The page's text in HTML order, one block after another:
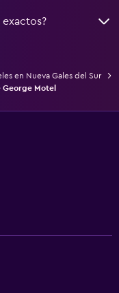
exactos?
en Nueva Gales del Sur
George Motel